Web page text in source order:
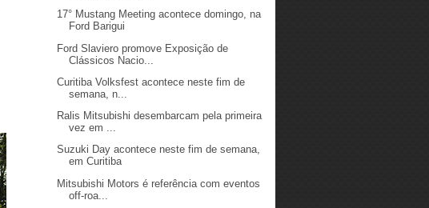
17° Mustang Meeting acontece domingo, na
Ford Barigui
Ford Slaviero promove Exposição de
Clássicos Nacio...
Curitiba Volksfest acontece neste fim de
semana, n...
Ralis Mitsubishi desembarcam pela primeira
vez em ...
Suzuki Day acontece neste fim de semana,
em Curitiba
Mitsubishi Motors é referência com eventos
off-roa...